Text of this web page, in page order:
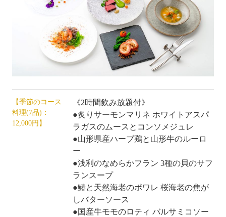
【季節のコース
料理(7品)：
12,000円】
《2時間飲み放題付》
●炙りサーモンマリネ ホワイトアスパ
ラガスのムースとコンソメジュレ
●山形県産ハーブ鶏と山形牛のルーロ
ー
●浅利のなめらかフラン 3種の貝のサフ
ランスープ
●鰆と天然海老のポワレ 桜海老の焦が
しバターソース
●国産牛モモのロティ バルサミコソー